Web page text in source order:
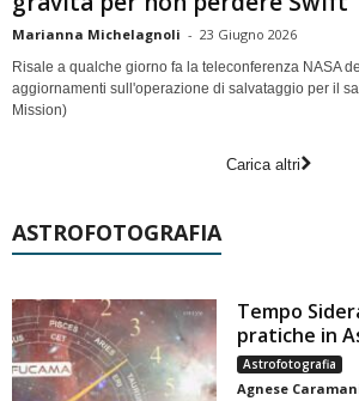
Marianna Michelagnoli - 23 Giugno 2026
Risale a qualche giorno fa la teleconferenza NASA
aggiornamenti sull'operazione di salvataggio per il
Mission)
Carica altri
ASTROFOTOGRAFIA
Tempo
pratiche in
Astrofotografia
Agnese